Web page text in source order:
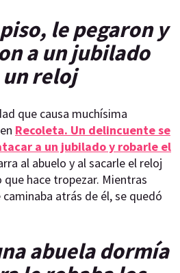
le pegaron y
a un jubilado
reloj
que causa muchísima
Recoleta. Un delincuente se
a un jubilado y robarle el
al abuelo y al sacarle el reloj
hace tropezar. Mientras
atrás de él, se quedó
abuela dormía